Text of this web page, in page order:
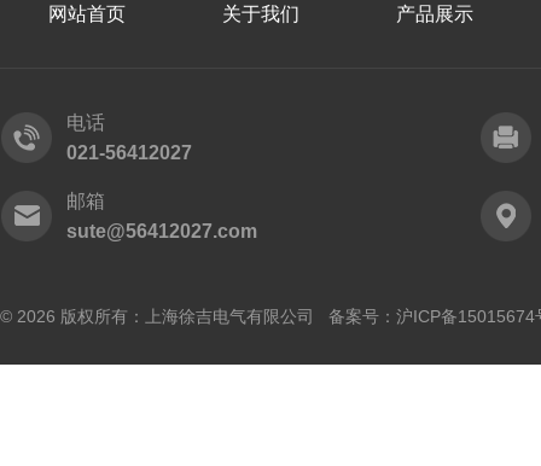
网站首页 关于我们 产品展示
电话
021-56412027
邮箱
sute@56412027.com
© 2026 版权所有：上海徐吉电气有限公司 备案号： 沪ICP备15015674